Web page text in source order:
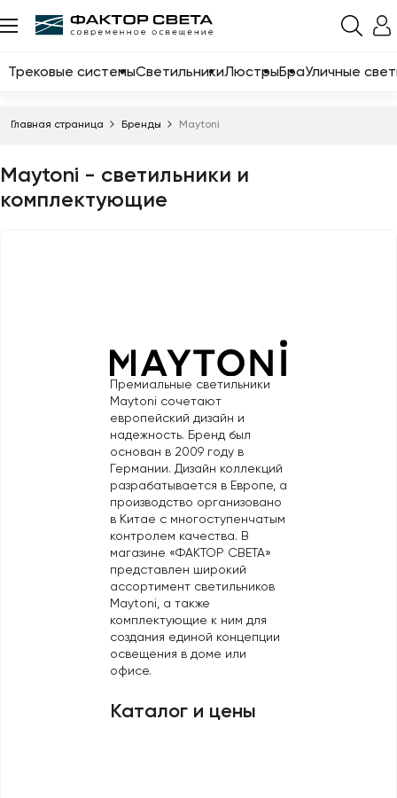
Трековые системыСветильникиЛюстрыБраУличные
Главная страница Бренды Maytoni
Maytoni - светильники и
комплектующие
Премиальные светильники
Maytoni сочетают
европейский дизайн и
надежность. Бренд был
основан в 2009 году в
Германии. Дизайн коллекций
разрабатывается в Европе, а
производство организовано
в Китае с многоступенчатым
контролем качества. В
магазине «ФАКТОР СВЕТА»
представлен широкий
ассортимент светильников
Maytoni, а также
комплектующие к ним для
создания единой концепции
освещения в доме или
офисе.
Каталог и цены
Назад
Каталог
Люстры
Бра
Настольные лампы
Профили для ленты